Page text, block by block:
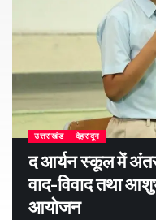
उत्तराखंड देहरादून
द आर्यन स्कूल में
वाद-विवाद तथा
आयोजन